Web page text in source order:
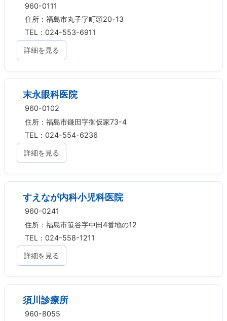
960-0111
住所：福島市丸子字町頭20-13
TEL：024-553-6911
詳細を見る
末永眼科医院
960-0102
住所：福島市鎌田字御仮家73-4
TEL：024-554-6236
詳細を見る
すえなが内科小児科医院
960-0241
住所：福島市笹谷字中田4番地の12
TEL：024-558-1211
詳細を見る
須川診療所
960-8055